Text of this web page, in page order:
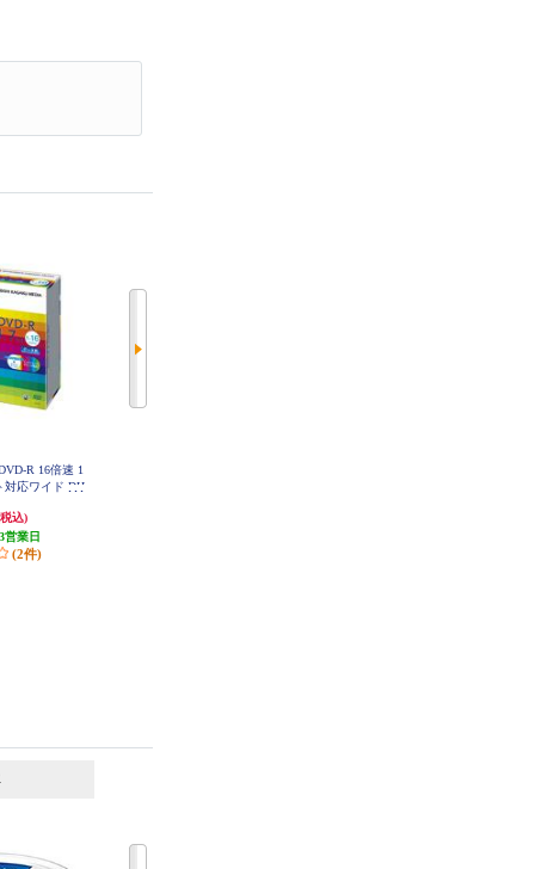
R 16倍速 1
対応ワイド DH
込)
3営業日
(2件)